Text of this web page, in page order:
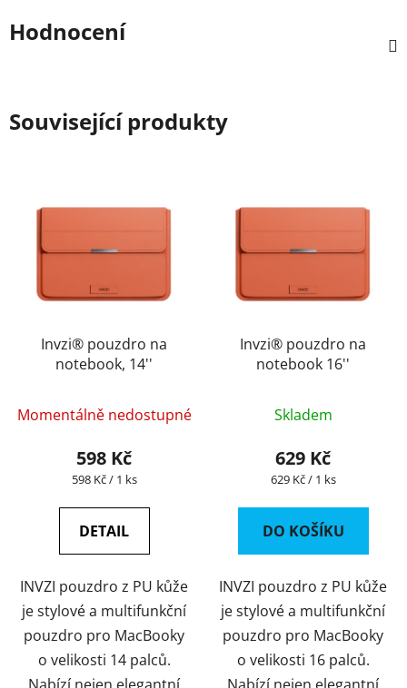
Hodnocení
Související produkty
Invzi® pouzdro na
notebook, 14''
Momentálně nedostupné
598 Kč
Měrná
598 Kč / 1 ks
DETAIL
INVZI pouzdro z PU kůže
je stylové a multifunkční
pouzdro pro MacBooky
o velikosti 14 palců.
Invzi® pouzdro na
notebook 16''
Skladem
629 Kč
Měrná
629 Kč / 1 ks
DO KOŠÍKU
INVZI pouzdro z PU kůže
je stylové a multifunkční
pouzdro pro MacBooky
o velikosti 16 palců.